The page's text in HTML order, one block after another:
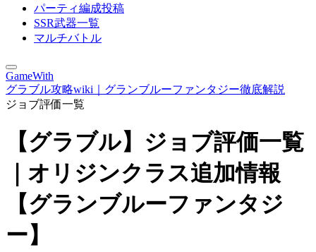
パーティ編成投稿
SSR武器一覧
マルチバトル
GameWith
グラブル攻略wiki｜グランブルーファンタジー徹底解説
ジョブ評価一覧
【グラブル】ジョブ評価一覧
｜オリジンクラス追加情報
【グランブルーファンタジ
ー】